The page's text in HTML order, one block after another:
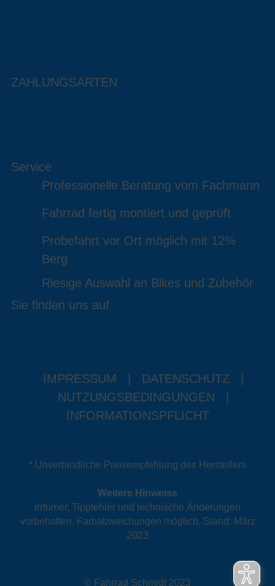
ZAHLUNGSARTEN
Service
Professionelle Beratung vom Fachmann
Fahrrad fertig montiert und geprüft
Probefahrt vor Ort möglich mit 12%
Berg
Riesige Auswahl an Bikes und Zubehör
Sie finden uns auf
IMPRESSUM DATENSCHUTZ
NUTZUNGSBEDINGUNGEN
INFORMATIONSPFLICHT
* Unverbindliche Preisempfehlung des Herstellers
Weitere Hinweise
Irrtümer, Tippfehler und technische Änderungen
vorbehalten. Farbabweichungen möglich. Stand: März
2023
© Fahrrad Schmidt 2023